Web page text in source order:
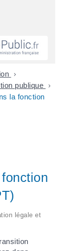
>
publique >
la fonction
légale et